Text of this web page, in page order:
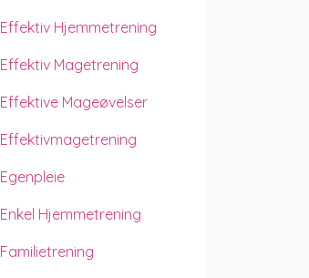
Effektiv Hjemmetrening
Effektiv Magetrening
Effektive Mageøvelser
Effektivmagetrening
Egenpleie
Enkel Hjemmetrening
Familietrening